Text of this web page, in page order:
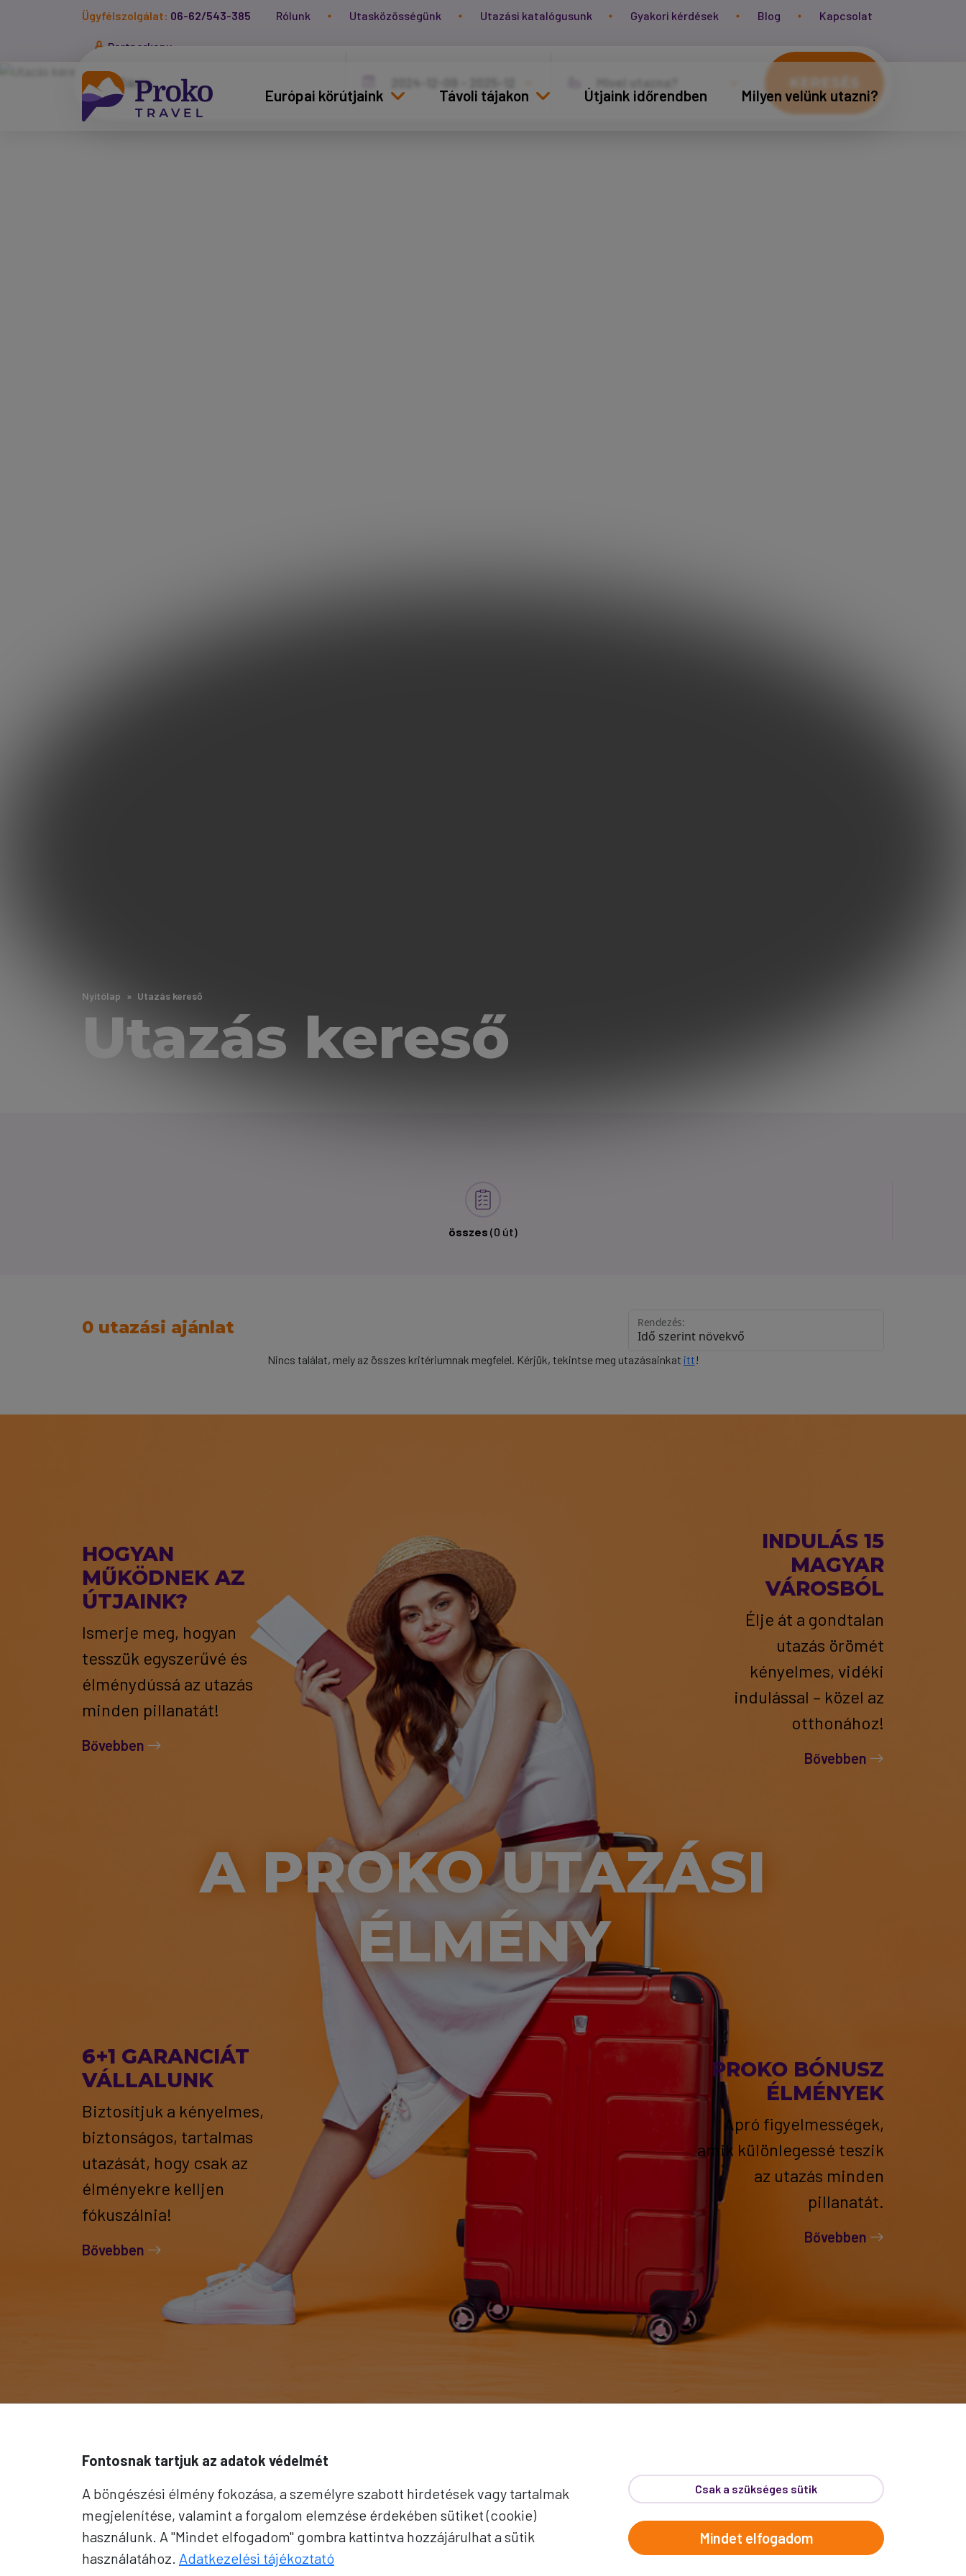
Ügyfélszolgálat: 06-62/543-385 Rólunk Utasközösségünk Utazási katalógusunk Gyakori kérdések Blog Kapcsolat
Partnerkapu
Európai körútjaink Távoli tájakon Útjaink időrendben Milyen velünk utazni?
Nyitólap Utazás kereső
Utazás kereső
KERESÉS
összes (0 út)
0 utazási ajánlat Rendezés:
Nincs találat, mely az összes kritériumnak megfelel. Kérjük, tekintse meg utazásainkat itt !
HOGYAN
MŰKÖDNEK AZ
ÚTJAINK?
Ismerje meg, hogyan
tesszük egyszerűvé és
élménydússá az utazás
minden pillanatát!
Bővebben
INDULÁS 15
MAGYAR
VÁROSBÓL
Élje át a gondtalan
utazás örömét
kényelmes, vidéki
indulással – közel az
otthonához!
Bővebben
A PROKO UTAZÁSI
ÉLMÉNY
6+1 GARANCIÁT
VÁLLALUNK
Biztosítjuk a kényelmes,
biztonságos, tartalmas
utazását, hogy csak az
élményekre kelljen
fókuszálnia!
Bővebben
PROKO BÓNUSZ
ÉLMÉNYEK
Apró figyelmességek,
amik különlegessé teszik
az utazás minden
pillanatát.
Bővebben
PROKO HÍRLEVÉL
A jó utak híre gyorsan terjed – de a legjobb, ha közvetlenül
Önhöz érkezik. Iratkozzon fel kedvezményes utazási
ajánlatokért, inspirációkért és Proko-hírekért.
Fontosnak tartjuk az adatok védelmét
A böngészési élmény fokozása, a személyre szabott hirdetések vagy tartalmak
megjelenítése, valamint a forgalom elemzése érdekében sütiket (cookie)
használunk. A "Mindet elfogadom" gombra kattintva hozzájárulhat a sütik
használatához. Adatkezelési tájékoztató
Csak a szükséges sütik
Mindet elfogadom